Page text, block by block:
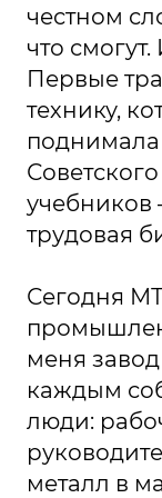
честном
что
Первые
технику,
поднимала
учебников
трудовая
Сегодня
меня
каждым
люди:
металл в